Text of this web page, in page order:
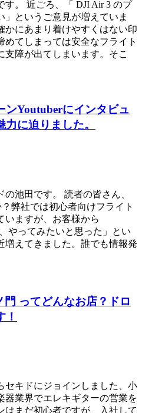
す。 近ごろ、「 DJI Air 3 のプ
」というご意見が増えていま
かにあまり着けやすくはない印
てしまっては安全なフライト
障が出てしまいます。そこ
ンYoutuberにインタビュ
に迫りました。
池田です。 読者の皆さん、
弊社では初心者向けフライト
いますが、お客様から
やってみたいと思った」とい
増えてきました。誰でも情報発
ってどんなお店？ドロ
！
セキドにジョインしました、小
器業界でエレキギターの営業を
はまだ初心者ですが、入社して